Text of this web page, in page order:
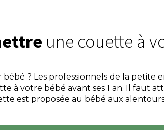
une couette à
? Les professionnels de la petite
à votre bébé avant ses 1 an. Il faut
est proposée au bébé aux alentours